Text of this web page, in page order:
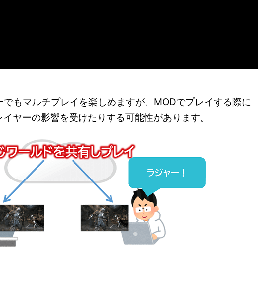
もマルチプレイを楽しめますが、MODでプレイする際に
ヤーの影響を受けたりする可能性があります。